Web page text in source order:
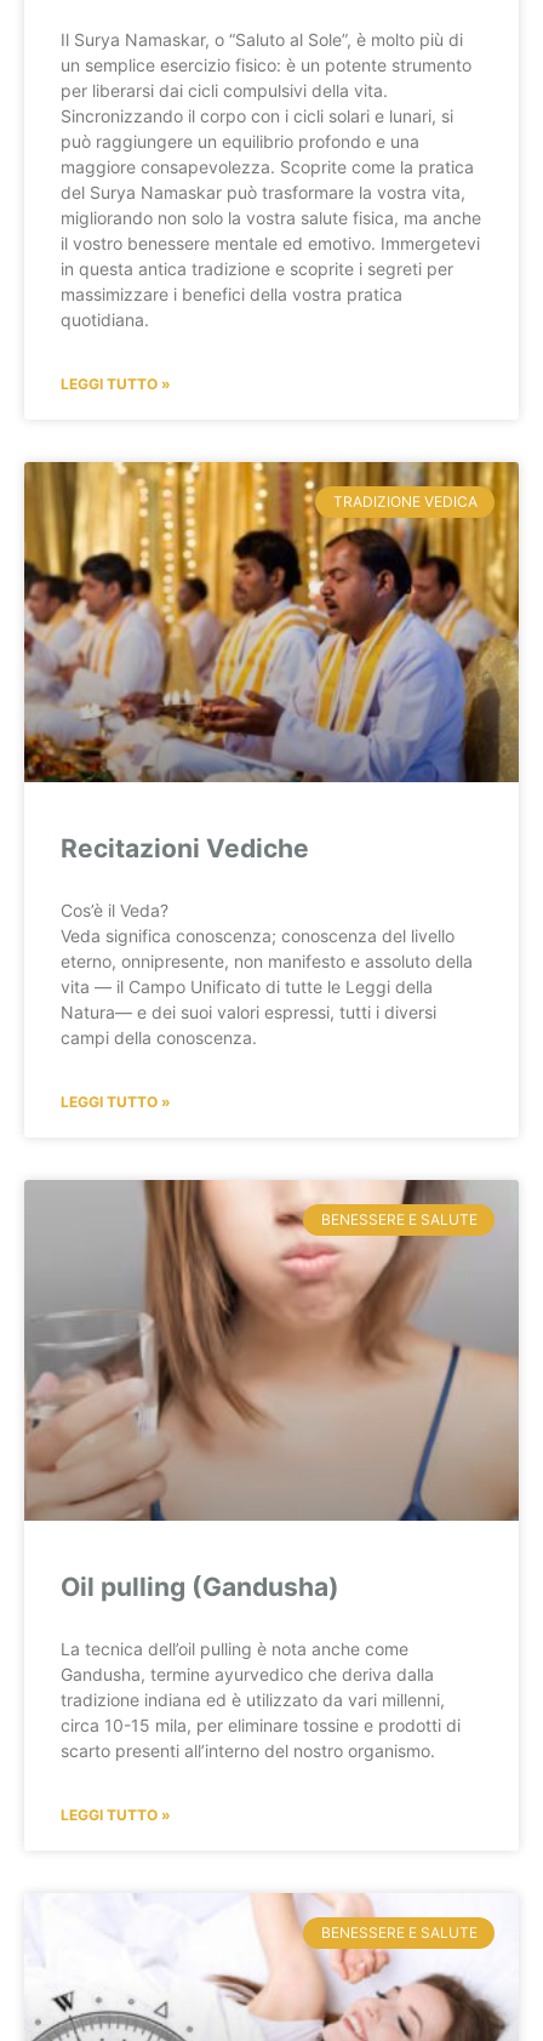
Il Surya Namaskar, o “Saluto al Sole”, è molto più di
un semplice esercizio fisico: è un potente strumento
per liberarsi dai cicli compulsivi della vita.
Sincronizzando il corpo con i cicli solari e lunari, si
può raggiungere un equilibrio profondo e una
maggiore consapevolezza. Scoprite come la pratica
del Surya Namaskar può trasformare la vostra vita,
migliorando non solo la vostra salute fisica, ma anche
il vostro benessere mentale ed emotivo. Immergetevi
in questa antica tradizione e scoprite i segreti per
massimizzare i benefici della vostra pratica
quotidiana.
LEGGI TUTTO »
TRADIZIONE VEDICA
Recitazioni Vediche
Cos’è il Veda?
Veda significa conoscenza; conoscenza del livello
eterno, onnipresente, non manifesto e assoluto della
vita — il Campo Unificato di tutte le Leggi della
Natura— e dei suoi valori espressi, tutti i diversi
campi della conoscenza.
LEGGI TUTTO »
BENESSERE E SALUTE
Oil pulling (Gandusha)
La tecnica dell’oil pulling è nota anche come
Gandusha, termine ayurvedico che deriva dalla
tradizione indiana ed è utilizzato da vari millenni,
circa 10-15 mila, per eliminare tossine e prodotti di
scarto presenti all’interno del nostro organismo.
LEGGI TUTTO »
BENESSERE E SALUTE